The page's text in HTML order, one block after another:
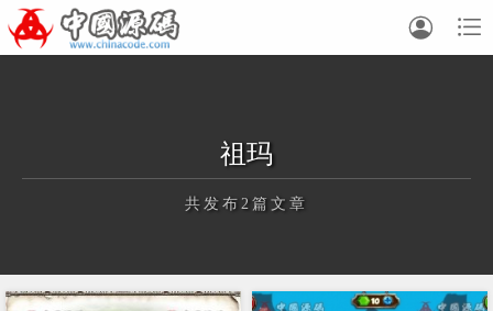


祖玛
共发布2篇文章